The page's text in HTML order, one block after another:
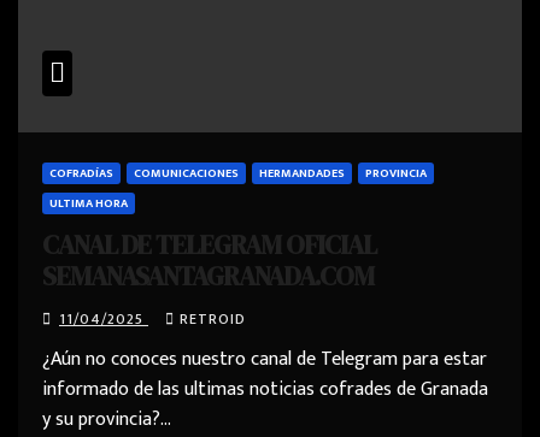
COFRADÍAS COMUNICACIONES HERMANDADES
PROVINCIA
ULTIMA HORA
CANAL DE TELEGRAM OFICIAL
SEMANASANTAGRANADA.COM
11/04/2025 RETROID
¿Aún no conoces nuestro canal de Telegram para estar
informado de las ultimas noticias cofrades de Granada
y su provincia?…